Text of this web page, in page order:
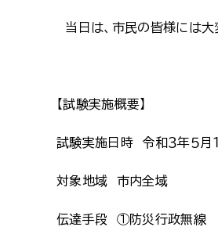
当日は、市民の皆様には大
【試験実施概要】
試験実施日時 令和３年５月１
対象地域 市内全域
伝達手段 ①防災行政無線